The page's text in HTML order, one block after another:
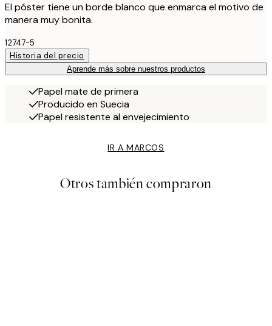
El póster tiene un borde blanco que enmarca el motivo de
manera muy bonita.
12747-5
Historia del precio
Aprende más sobre nuestros productos
Papel mate de primera
Producido en Suecia
Papel resistente al envejecimiento
IR A MARCOS
Otros también compraron